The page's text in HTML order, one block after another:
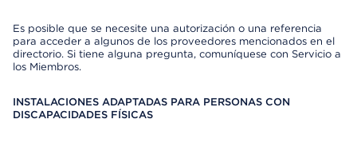
Es posible que se necesite una autorización o una referencia
para acceder a algunos de los proveedores mencionados en el
directorio. Si tiene alguna pregunta, comuníquese con Servicio a
los Miembros.
INSTALACIONES ADAPTADAS PARA PERSONAS CON
DISCAPACIDADES FÍSICAS